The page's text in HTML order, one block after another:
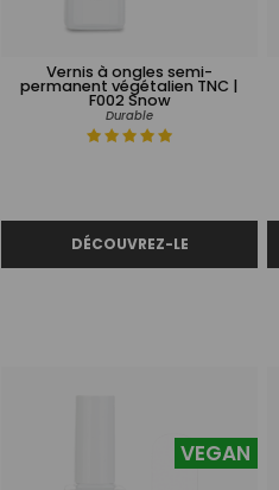
Vernis à ongles semi-
permanent végétalien TNC |
F002 Snow
Durable
VEGAN